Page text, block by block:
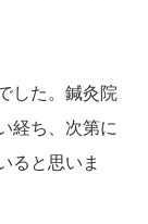
した。鍼灸院
経ち、次第に
ると思いま